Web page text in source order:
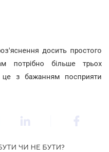
досить простого
потрібно більше трьох
з бажанням посприяти
ЧИ НЕ БУТИ?